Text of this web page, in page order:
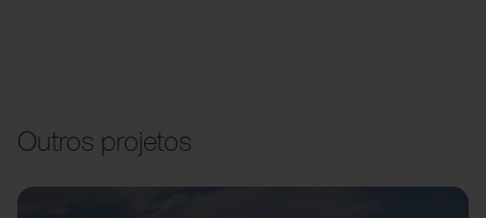
Outros projetos